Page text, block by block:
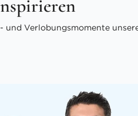
und Verlobungsmomente